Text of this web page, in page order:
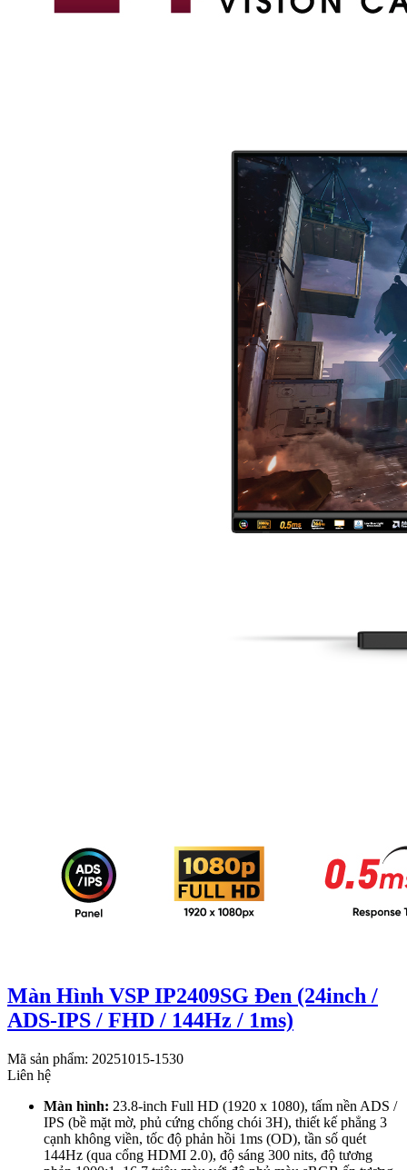
Màn Hình VSP IP2409SG Đen (24inch /
ADS-IPS / FHD / 144Hz / 1ms)
Mã sản phẩm: 20251015-1530
Liên hệ
Màn hình: 23.8-inch Full HD (1920 x 1080), tấm nền ADS /
IPS (bề mặt mờ, phủ cứng chống chói 3H), thiết kế phẳng 3
cạnh không viền, tốc độ phản hồi 1ms (OD), tần số quét
144Hz (qua cổng HDMI 2.0), độ sáng 300 nits, độ tương